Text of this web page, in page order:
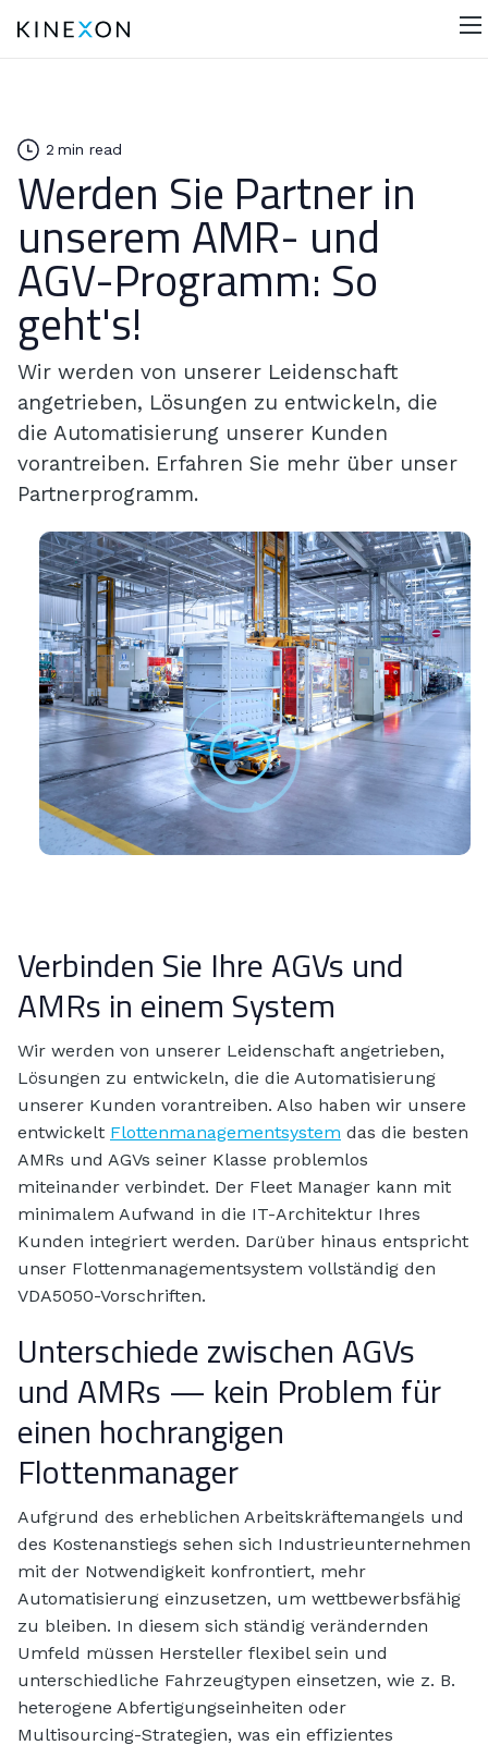
2 min read
Werden Sie Partner in
unserem AMR- und
AGV-Programm: So
geht's!
Wir werden von unserer Leidenschaft
angetrieben, Lösungen zu entwickeln, die
die Automatisierung unserer Kunden
vorantreiben. Erfahren Sie mehr über unser
Partnerprogramm.
Verbinden Sie Ihre AGVs und
AMRs in einem System
Wir werden von unserer Leidenschaft angetrieben,
Lösungen zu entwickeln, die die Automatisierung
unserer Kunden vorantreiben. Also haben wir unsere
entwickelt Flottenmanagementsystem das die besten
AMRs und AGVs seiner Klasse problemlos
miteinander verbindet. Der Fleet Manager kann mit
minimalem Aufwand in die IT-Architektur Ihres
Kunden integriert werden. Darüber hinaus entspricht
unser Flottenmanagementsystem vollständig den
VDA5050-Vorschriften.
Unterschiede zwischen AGVs
und AMRs — kein Problem für
einen hochrangigen
Flottenmanager
Aufgrund des erheblichen Arbeitskräftemangels und
des Kostenanstiegs sehen sich Industrieunternehmen
mit der Notwendigkeit konfrontiert, mehr
Automatisierung einzusetzen, um wettbewerbsfähig
zu bleiben. In diesem sich ständig verändernden
Umfeld müssen Hersteller flexibel sein und
unterschiedliche Fahrzeugtypen einsetzen, wie z. B.
heterogene Abfertigungseinheiten oder
Multisourcing-Strategien, was ein effizientes